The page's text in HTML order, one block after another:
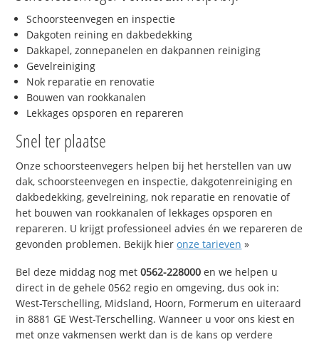
Schoorsteenvegen en inspectie
Dakgoten reining en dakbedekking
Dakkapel, zonnepanelen en dakpannen reiniging
Gevelreiniging
Nok reparatie en renovatie
Bouwen van rookkanalen
Lekkages opsporen en repareren
Snel ter plaatse
Onze schoorsteenvegers helpen bij het herstellen van uw
dak, schoorsteenvegen en inspectie, dakgotenreiniging en
dakbedekking, gevelreining, nok reparatie en renovatie of
het bouwen van rookkanalen of lekkages opsporen en
repareren. U krijgt professioneel advies én we repareren de
gevonden problemen. Bekijk hieronze tarieven »
Bel deze middag nog met0562-228000 en we helpen u
direct in de gehele 0562 regio en omgeving, dus ook in:
West-Terschelling, Midsland, Hoorn, Formerum en uiteraard
in 8881 GE West-Terschelling. Wanneer u voor ons kiest en
met onze vakmensen werkt dan is de kans op verdere